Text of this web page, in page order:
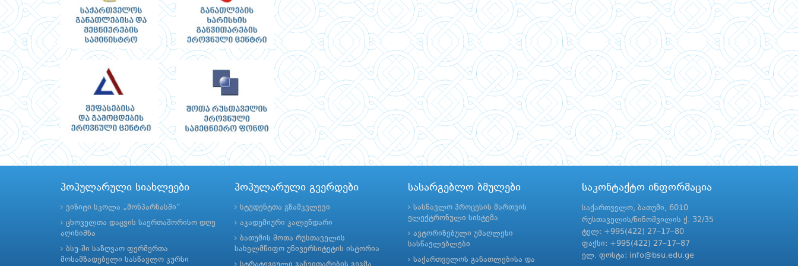
პოპულარული სიახლეები
ვიზიტი სკოლა „მონპარნასში“
ცხოველთა დაცვის საერთაშორისო დღე
აღინიშნა
ბსუ-ში საზღვაო ფერმერთა
მოსამზადებელი სასწავლო კურსი
პოპულარული გვერდები
სტუდენტთა გზამკვლევი
აკადემიური კალენდარი
ბათუმის შოთა რუსთაველის
სახელმწიფო უნივერსიტეტის ისტორია
სტრატეგიული განვითარების გეგმა
სასარგებლო ბმულები
სასწავლო პროცესის მართვის
ელექტრონული სისტემა
ავტორიზებული უმაღლესი
სასწავლებლები
საქართველოს განათლებისა და
საკონტაქტო ინფორმაცია
საქართველო, ბათუმი, 6010
რუსთაველის/ნინოშვილის ქ. 32/35
ტელ: +995(422) 27–17–80
ფაქსი: +995(422) 27–17–87
ელ. ფოსტა: info@bsu.edu.ge